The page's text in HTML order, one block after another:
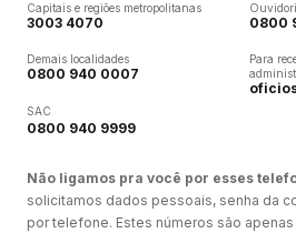
Capitais e regiões metropolitanas
3003 4070
Demais localidades
0800 940 0007
SAC
0800 940 9999
0800
Para
Não ligamos pra você por esses
solicitamos dados pessoais, senha da
por telefone. Estes números são